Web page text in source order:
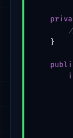
    }